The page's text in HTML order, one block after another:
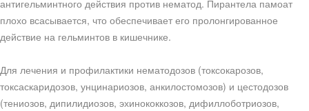
антигельминтного действия против нематод. Пирантела памоат
плохо всасывается, что обеспечивает его пролонгированное
действие на гельминтов в кишечнике.
Для лечения и профилактики нематодозов (токсокарозов,
токсаскаридозов, унцинариозов, анкилостомозов) и цестодозов
(тениозов, дипилидиозов, эхинококкозов, дифиллоботриозов,